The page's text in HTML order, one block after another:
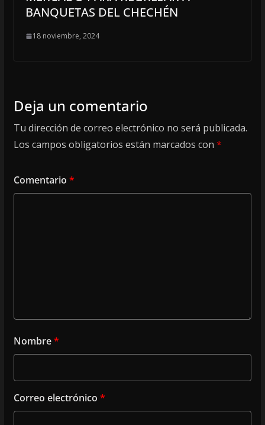
BANQUETAS DEL CHECHÉN
18 noviembre, 2024
Deja un comentario
Tu dirección de correo electrónico no será publicada.
Los campos obligatorios están marcados con *
Comentario *
Nombre*
Correo electrónico *